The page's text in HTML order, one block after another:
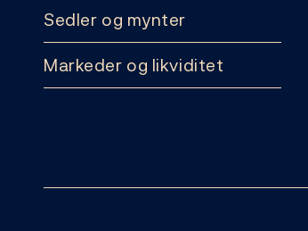
Sedler og mynter
Markeder og likviditet